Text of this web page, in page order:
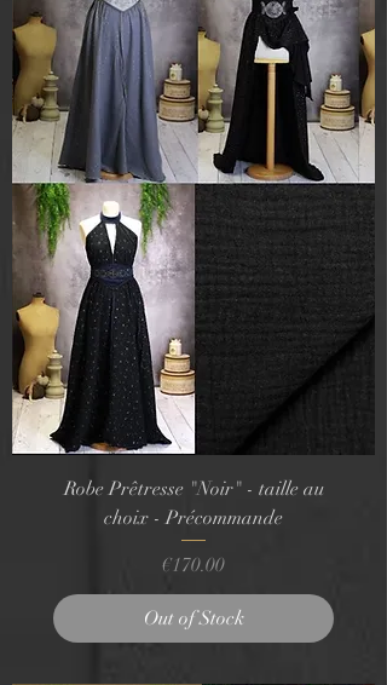
Robe Prêtresse "Noir" - taille au
choix - Précommande
Price
€170.00
Out of Stock